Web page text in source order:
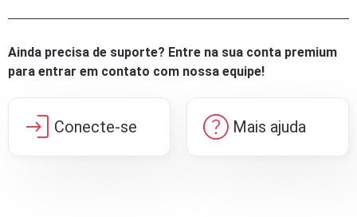
Ainda precisa de suporte? Entre na sua conta premium
para entrar em contato com nossa equipe!
login Conecte-se help Mais ajuda